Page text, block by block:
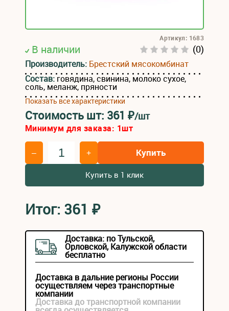
В наличии (0)
Артикул: 1683
Производитель: Брестский мясокомбинат
Состав: говядина, свинина, молоко сухое,
соль, меланж, пряности
Показать все характеристики
Стоимость шт: 361 ₽/шт
Минимум для заказа: 1шт
– + Купить
Купить в 1 клик
Итог: 361 ₽
Доставка: по Тульской,
Орловской, Калужской области
бесплатно
Доставка в дальние регионы России
осуществляем через транспортные
компании
Доставка до транспортной компании